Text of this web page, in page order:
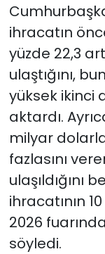
ihracatın
yüzde 22,3
ulaştığını,
yüksek ikinci
aktardı.
milyar
fazlasını
ulaşıldığını
ihracatının
2026
söyledi.